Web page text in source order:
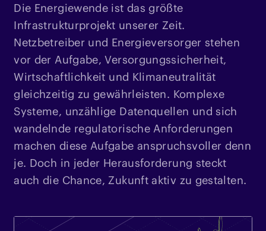
Die Energiewende ist das größte
Infrastrukturprojekt unserer Zeit.
Netzbetreiber und Energieversorger stehen
vor der Aufgabe, Versorgungssicherheit,
Wirtschaftlichkeit und Klimaneutralität
gleichzeitig zu gewährleisten. Komplexe
Systeme, unzählige Datenquellen und sich
wandelnde regulatorische Anforderungen
machen diese Aufgabe anspruchsvoller denn
je. Doch in jeder Herausforderung steckt
auch die Chance, Zukunft aktiv zu gestalten.​